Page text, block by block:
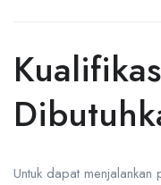
Untuk dapat